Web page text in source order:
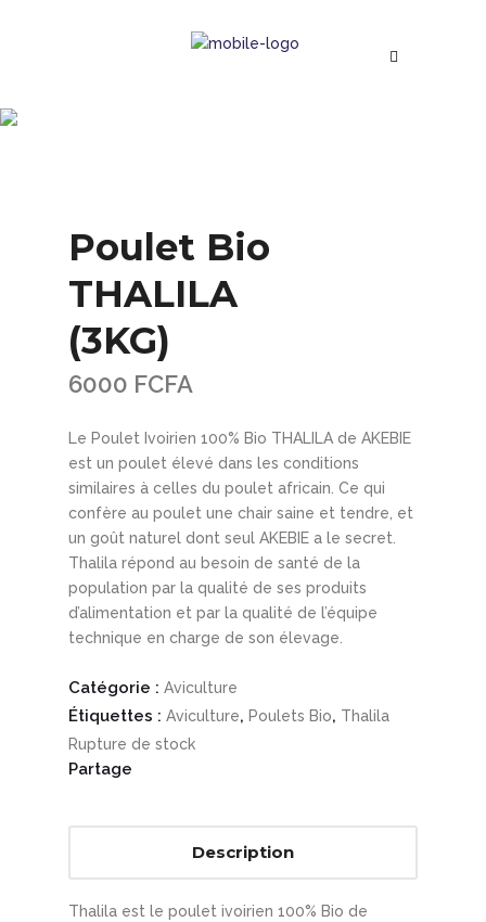
Poulet Bio
THALILA
(3KG)
6000 FCFA
Le Poulet Ivoirien 100% Bio THALILA de AKEBIE
est un poulet élevé dans les conditions
similaires à celles du poulet africain. Ce qui
confère au poulet une chair saine et tendre, et
un goût naturel dont seul AKEBIE a le secret.
Thalila répond au besoin de santé de la
population par la qualité de ses produits
d’alimentation et par la qualité de l’équipe
technique en charge de son élevage.
Catégorie : Aviculture
Étiquettes : Aviculture, Poulets Bio, Thalila
Rupture de stock
Partage
Description
Thalila est le poulet ivoirien 100% Bio de